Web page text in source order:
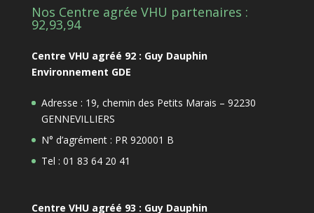
Nos Centre agrée VHU partenaires :
92,93,94
Centre VHU agréé 92 : Guy Dauphin
Environnement GDE
Adresse : 19, chemin des Petits Marais – 92230
GENNEVILLIERS
N° d’agrément : PR 920001 B
Tel : 01 83 64 20 41
Centre VHU agréé 93 : Guy Dauphin